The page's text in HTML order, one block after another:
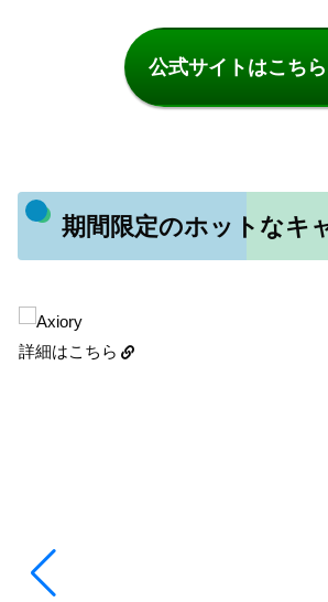
公式サイトはこちら
期間限定のホットなキ
詳細はこちら